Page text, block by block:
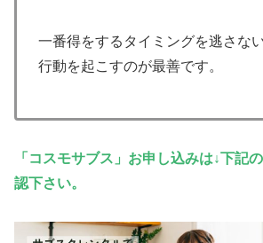
一番得をするタイミングを逃さな
行動を起こすのが最善です。
「コスモサブス」お申し込みは↓下記
認下さい。